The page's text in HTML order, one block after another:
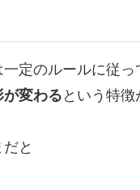
定のルールに従っ
が変わるという特徴
と